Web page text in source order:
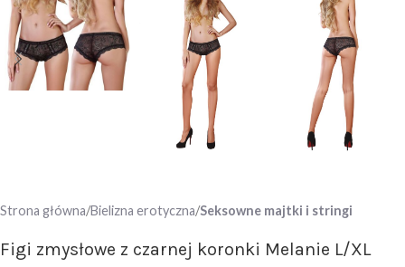
Strona główna Bielizna erotyczna Seksowne majtki i stringi
Figi zmysłowe z czarnej koronki Melanie L/XL